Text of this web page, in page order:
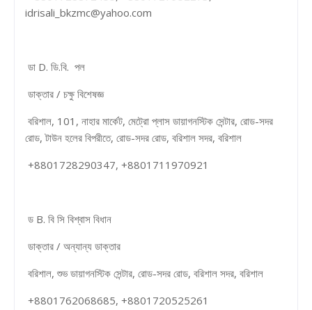
idrisali_bkzmc@yahoo.com
ডা D. ডি.বি. পল
ডাক্তার / চক্ষু বিশেষজ্ঞ
বরিশাল, 101, নাহার মার্কেট, মেট্রো প্লাস ডায়াগনস্টিক সেন্টার, রোড-সদর
রোড, টাউন হলের বিপরীতে, রোড-সদর রোড, বরিশাল সদর, বরিশাল
+8801728290347, +8801711970921
ড B. বি সি বিশ্বাস বিধান
ডাক্তার / অন্যান্য ডাক্তার
বরিশাল, শুভ ডায়াগনস্টিক সেন্টার, রোড-সদর রোড, বরিশাল সদর, বরিশাল
+8801762068685, +8801720525261